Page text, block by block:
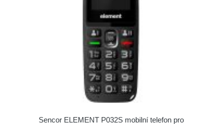
Sencor ELEMENT P032S mobilní telefon pro